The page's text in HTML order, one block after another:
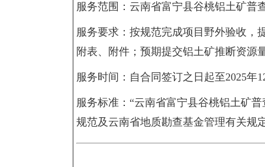
服务范围：云南省富宁县谷桃铝土矿普
服务要求：按规范完成项目野外验收，
附表、附件；预期提交铝土矿推断资源
服务时间：自合同签订之日起至2025年
服务标准：“云南省富宁县谷桃铝土矿
规范及云南省地质勘查基金管理有关规